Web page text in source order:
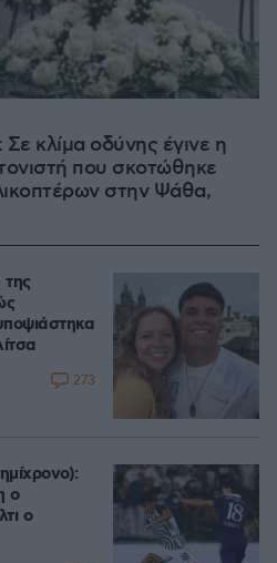
κλίμα οδύνης έγινε η
που σκοτώθηκε
στην Ψάθα,
273
ο
ο